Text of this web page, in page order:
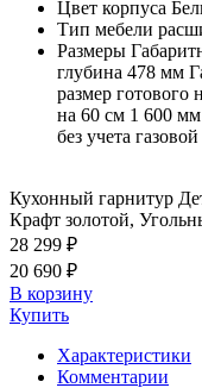
Цвет корпуса
Тип мебели
Размеры
глубина 478 мм
размер готового
на 60 см 1 600
без учета
Кухонный гарнитур
Крафт золотой,
28 299 ₽
20 690 ₽
В корзину
Купить
Характеристики
Комментарии